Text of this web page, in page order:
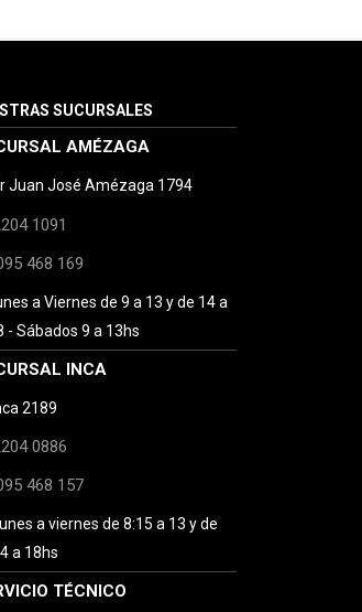
SUCURSALES
AMÉZAGA
Juan José Amézaga 1794
1091
468 169
a Viernes de 9 a 13 y de 14 a
- Sábados 9 a 13hs
INCA
2189
0886
468 157
a viernes de 8:15 a 13 y de
a 18hs
TÉCNICO